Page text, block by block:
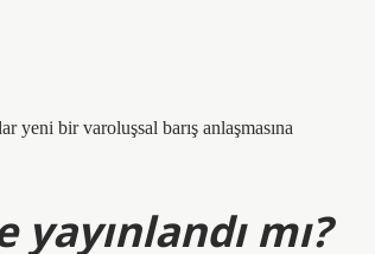
yeni bir varoluşsal barış anlaşmasına
mı?